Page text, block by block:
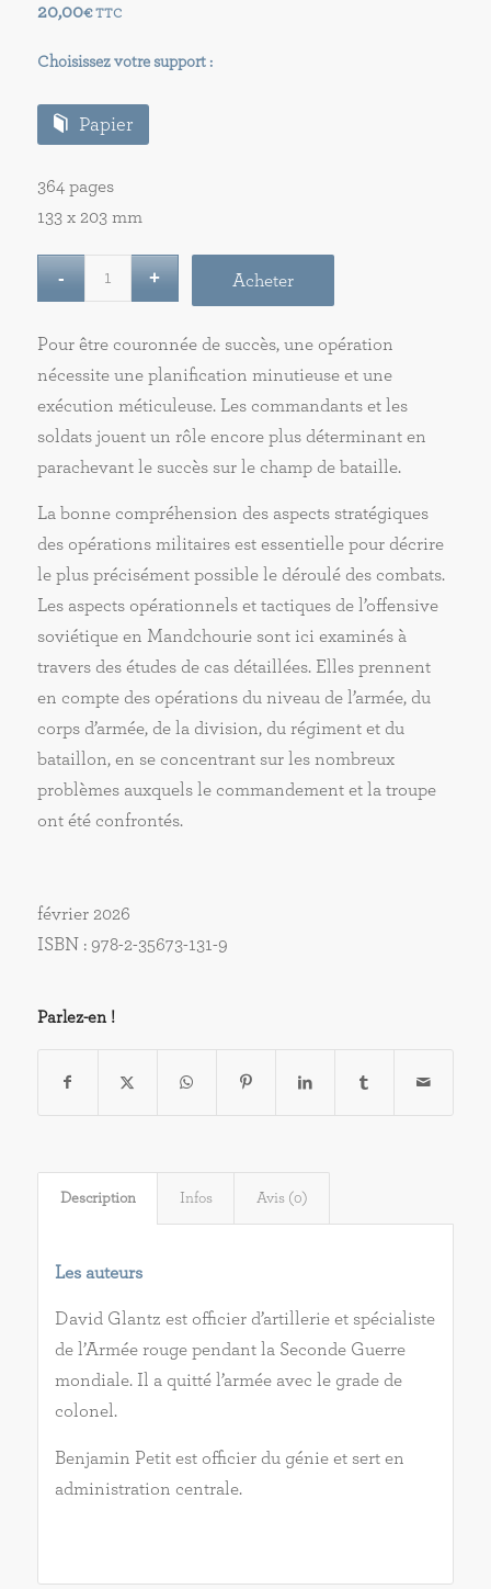
20,00€ TTC
Choisissez votre support :
Papier
364 pages
133 x 203 mm
Acheter
Pour être couronnée de succès, une opération
nécessite une planification minutieuse et une
exécution méticuleuse. Les commandants et les
soldats jouent un rôle encore plus déterminant en
parachevant le succès sur le champ de bataille.
La bonne compréhension des aspects stratégiques
des opérations militaires est essentielle pour décrire
le plus précisément possible le déroulé des combats.
Les aspects opérationnels et tactiques de l’offensive
soviétique en Mandchourie sont ici examinés à
travers des études de cas détaillées. Elles prennent
en compte des opérations du niveau de l’armée, du
corps d’armée, de la division, du régiment et du
bataillon, en se concentrant sur les nombreux
problèmes auxquels le commandement et la troupe
ont été confrontés.
février 2026
ISBN : 978-2-35673-131-9
Parlez-en !
Description Infos Avis (0)
Les auteurs
David Glantz est officier d’artillerie et spécialiste
de l’Armée rouge pendant la Seconde Guerre
mondiale. Il a quitté l’armée avec le grade de
colonel.
Benjamin Petit est officier du génie et sert en
administration centrale.